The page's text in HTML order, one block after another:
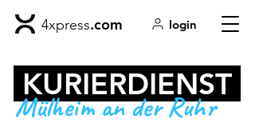
4xpress.com login
KURIERDIENST
Mülheim an der Ruhr